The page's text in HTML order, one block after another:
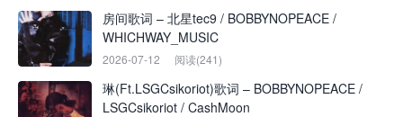
房间歌词 – 北星tec9 / BOBBYNOPEACE /
WHICHWAY_MUSIC
2026-07-12 阅读(241)
琳(Ft.LSGCsikoriot)歌词 – BOBBYNOPEACE /
LSGCsikoriot / CashMoon